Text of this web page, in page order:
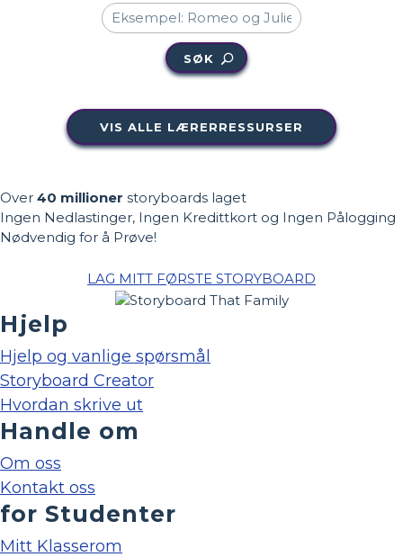
SØK
VIS ALLE LÆRERRESSURSER
Over 40 millioner storyboards laget
Ingen Nedlastinger, Ingen Kredittkort og Ingen Pålogging
Nødvendig for å Prøve!
LAG MITT FØRSTE STORYBOARD
Hjelp
Hjelp og vanlige spørsmål
Storyboard Creator
Hvordan skrive ut
Handle om
Om oss
Kontakt oss
for Studenter
Mitt Klasserom